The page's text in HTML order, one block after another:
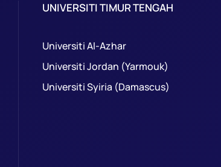
UNIVERSITI TIMUR TENGAH
Universiti Al-Azhar
Universiti Jordan (Yarmouk)
Universiti Syiria (Damascus)